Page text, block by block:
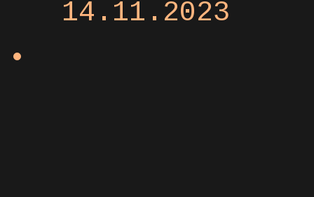
14.11.2023